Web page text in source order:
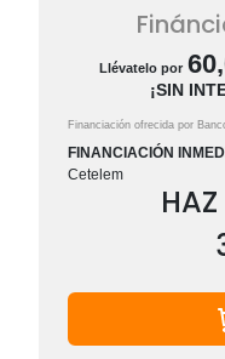
Llévatelo por
¡SIN
Financiación ofrecida por
FINANCIACIÓN
Cetelem
HAZ